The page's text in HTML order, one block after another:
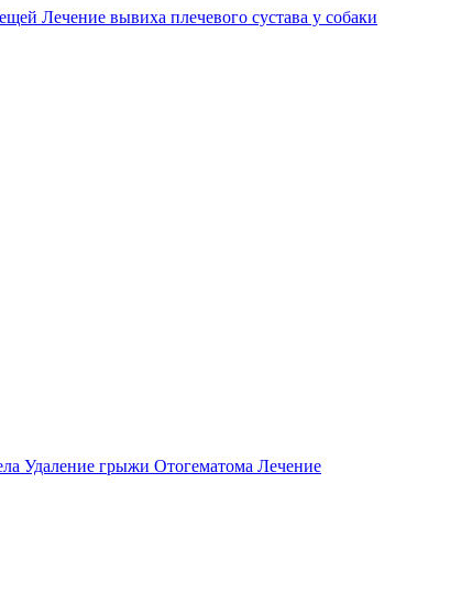
Лечение вывиха плечевого сустава у собаки
Удаление грыжи Отогематома Лечение